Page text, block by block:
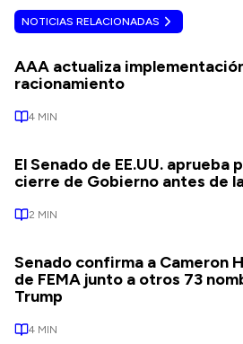
NOTICIAS RELACIONADAS
AAA actualiza
racionamiento
4 MIN
El Senado de EE.UU. aprueba
cierre de Gobierno antes de
2 MIN
Senado confirma a Cameron
de FEMA junto a otros 73
Trump
4 MIN